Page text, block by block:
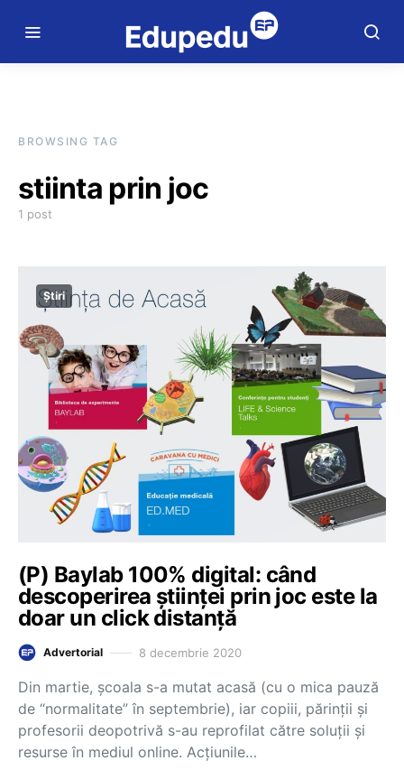
BROWSING TAG
stiinta prin joc
1 post
Știri
(P) Baylab 100% digital: când
descoperirea științei prin joc este la
doar un click distanță
Advertorial 8 decembrie 2020
Din martie, școala s-a mutat acasă (cu o mica pauză
de “normalitate” în septembrie), iar copiii, părinții și
profesorii deopotrivă s-au reprofilat către soluții și
resurse în mediul online. Acțiunile…